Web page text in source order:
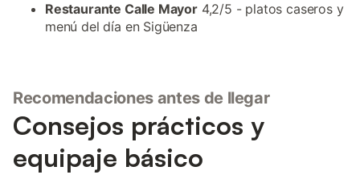
Restaurante Calle Mayor4,2/5 - platos caseros y
menú del día en Sigüenza
Recomendaciones antes de llegar
Consejos prácticos y
equipaje básico